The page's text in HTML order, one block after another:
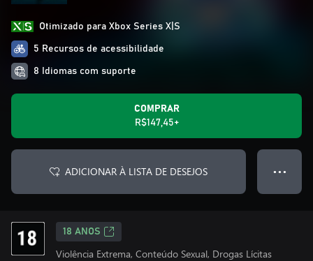
Otimizado para Xbox Series X|S
5 Recursos de acessibilidade
8 Idiomas com suporte
COMPRAR
R$147,45+
ADICIONAR À LISTA DE DESEJOS ● ● ●
18 ANOS
Violência Extrema, Conteúdo Sexual, Drogas Lícitas